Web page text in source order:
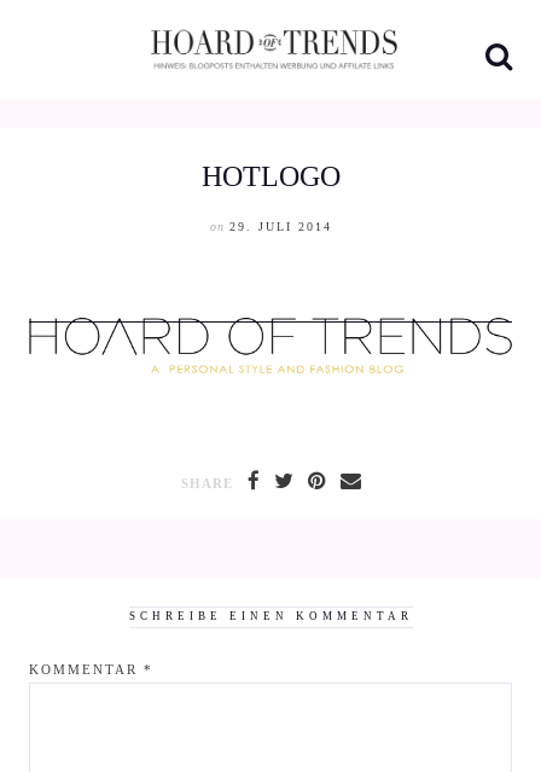
HOTLOGO
on 29. JULI 2014
SHARE
SCHREIBE EINEN KOMMENTAR
KOMMENTAR *